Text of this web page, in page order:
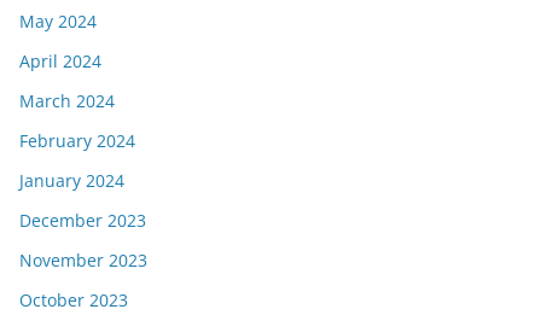
May 2024
April 2024
March 2024
February 2024
January 2024
December 2023
November 2023
October 2023